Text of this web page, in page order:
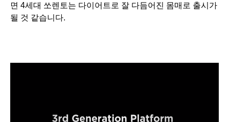
면 4세대 쏘렌토는 다이어트로 잘 다듬어진 몸매로 출시가
될 것 같습니다.